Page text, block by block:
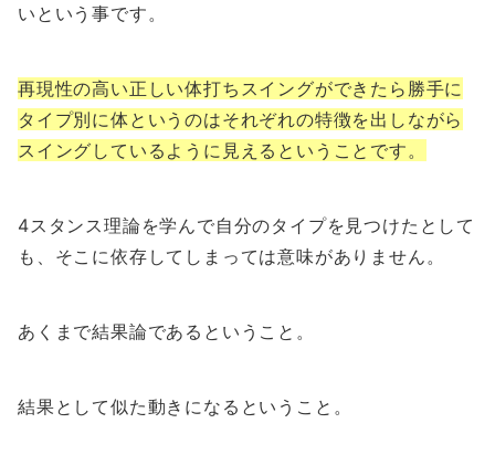
いという事です。
再現性の高い正しい体打ちスイングができたら勝手に
タイプ別に体というのはそれぞれの特徴を出しながら
スイングしているように見えるということです。
4スタンス理論を学んで自分のタイプを見つけたとして
も、そこに依存してしまっては意味がありません。
あくまで結果論であるということ。
結果として似た動きになるということ。